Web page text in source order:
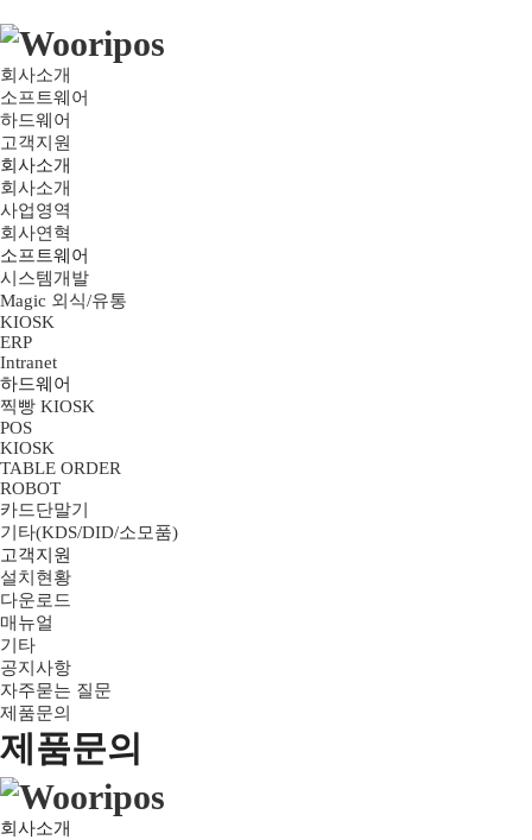
회사소개
소프트웨어
하드웨어
고객지원
회사소개
회사소개
사업영역
회사연혁
소프트웨어
시스템개발
Magic 외식/유통
KIOSK
ERP
Intranet
하드웨어
찍빵 KIOSK
POS
KIOSK
TABLE ORDER
ROBOT
카드단말기
기타(KDS/DID/소모품)
고객지원
설치현황
다운로드
매뉴얼
기타
공지사항
자주묻는 질문
제품문의
제품문의
회사소개